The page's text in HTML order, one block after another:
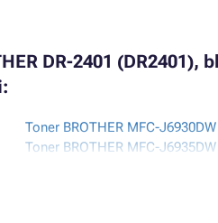
DR-2401 (DR2401),
Toner BROTHER MFC-J6930DW
Toner BROTHER MFC-J6935DW